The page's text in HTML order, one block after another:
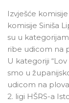
Izvješće
komisije Siniša
su u
ribe udicom na
U kategoriji
smo u
udicom na
2. ligi HŠRS-a